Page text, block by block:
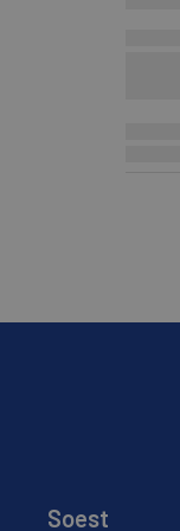
Soest